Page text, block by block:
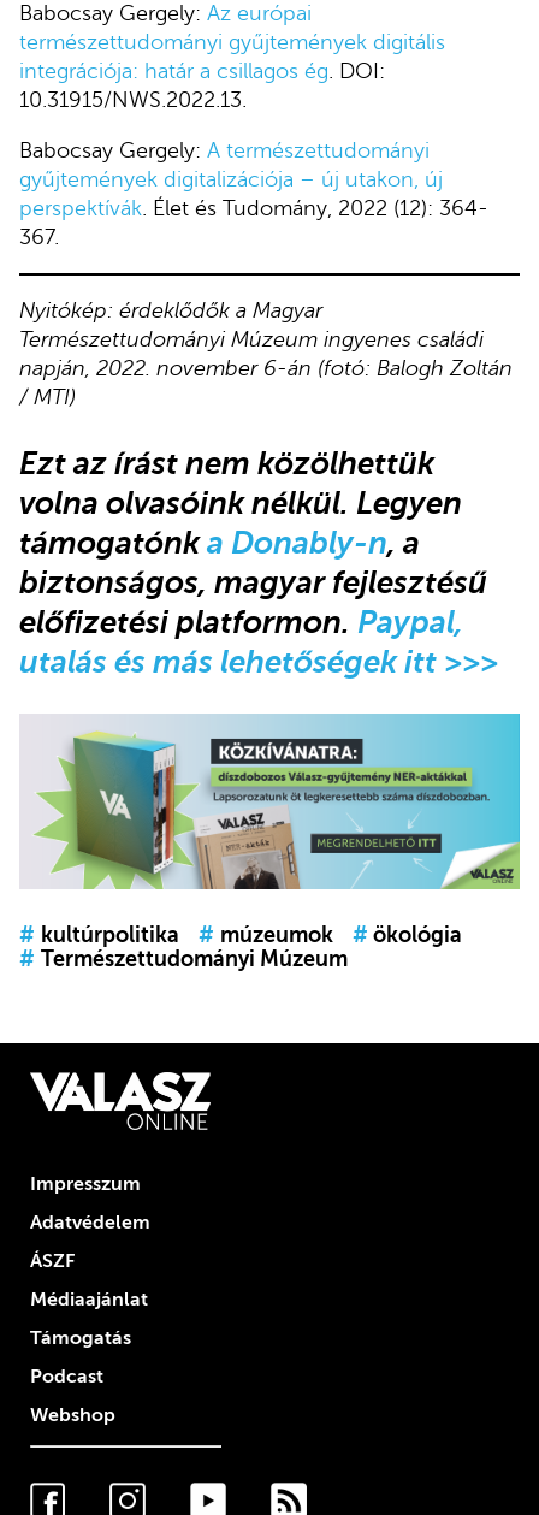
Babocsay Gergely: Az európai
természettudományi gyűjtemények digitális
integrációja: határ a csillagos ég. DOI:
10.31915/NWS.2022.13.
Babocsay Gergely: A természettudományi
gyűjtemények digitalizációja – új utakon, új
perspektívák. Élet és Tudomány, 2022 (12): 364-
367.
Nyitókép: érdeklődők a Magyar
Természettudományi Múzeum ingyenes családi
napján, 2022. november 6-án (fotó: Balogh Zoltán
/ MTI)
Ezt az írást nem közölhettük
volna olvasóink nélkül. Legyen
támogatónka Donably-n, a
biztonságos, magyar fejlesztésű
előfizetési platformon. Paypal,
utalás és más lehetőségek itt >>>
# kultúrpolitika # múzeumok # ökológia
# Természettudományi Múzeum
Impresszum
Adatvédelem
ÁSZF
Médiaajánlat
Támogatás
Podcast
Webshop